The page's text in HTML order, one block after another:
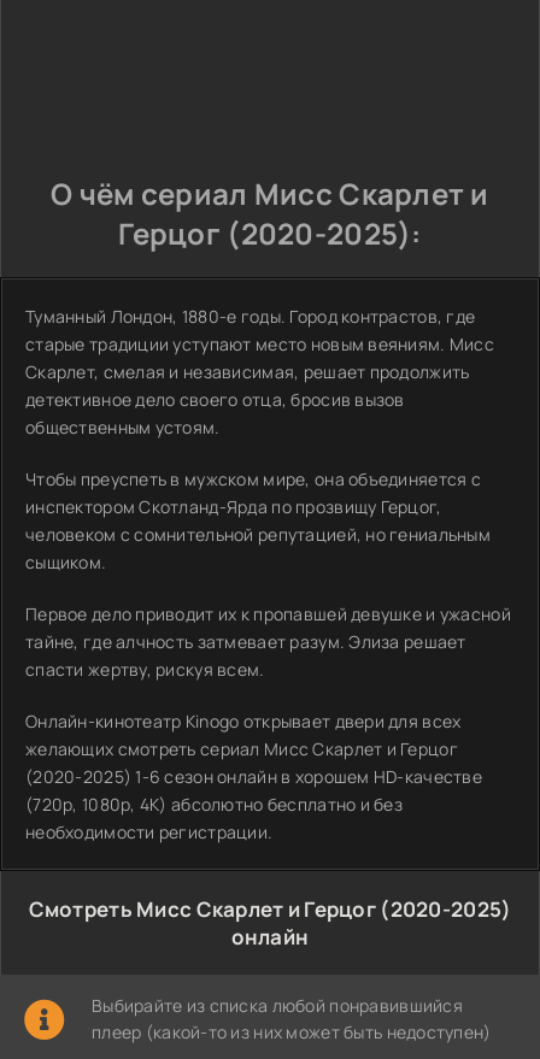
О чём сериал Мисс Скарлет и
Герцог (2020-2025):
Туманный Лондон, 1880-е годы. Город контрастов, где
старые традиции уступают место новым веяниям. Мисс
Скарлет, смелая и независимая, решает продолжить
детективное дело своего отца, бросив вызов
общественным устоям.
Чтобы преуспеть в мужском мире, она объединяется с
инспектором Скотланд-Ярда по прозвищу Герцог,
человеком с сомнительной репутацией, но гениальным
сыщиком.
Первое дело приводит их к пропавшей девушке и ужасной
тайне, где алчность затмевает разум. Элиза решает
спасти жертву, рискуя всем.
Онлайн-кинотеатр Kinogo открывает двери для всех
желающих смотреть сериал Мисс Скарлет и Герцог
(2020-2025) 1-6 сезон онлайн в хорошем HD-качестве
(720p, 1080p, 4K) абсолютно бесплатно и без
необходимости регистрации.
Смотреть Мисс Скарлет и Герцог (2020-2025)
онлайн
Выбирайте из списка любой понравившийся
плеер (какой-то из них может быть недоступен)